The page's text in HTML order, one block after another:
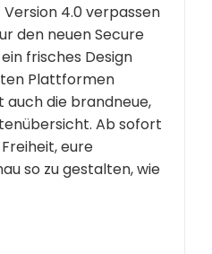
4.0 verpassen
den neuen Secure
frisches Design
Plattformen
auch die brandneue,
Ab sofort
eure
so zu gestalten, wie